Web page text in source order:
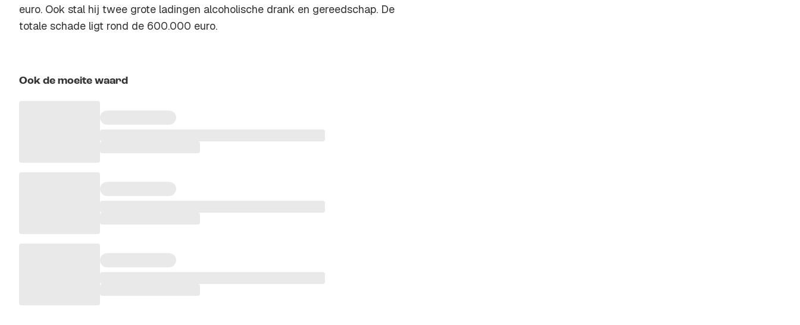
euro. Ook stal hij twee grote ladingen alcoholische drank en gereedschap. De
totale schade ligt rond de 600.000 euro.
Ook de moeite waard